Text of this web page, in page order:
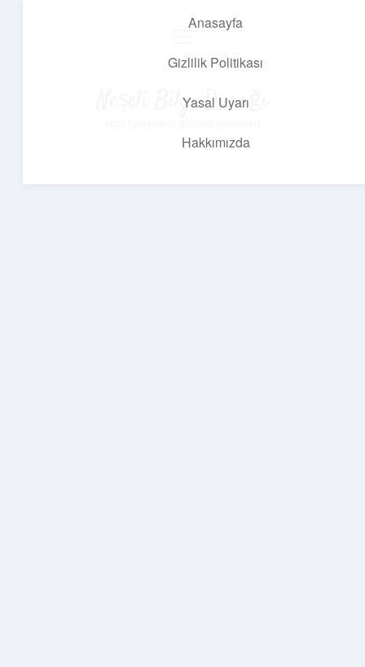
Anasayfa
Gizlilik Politikası
Yasal Uyarı
Hakkımızda
Neşeli Bilgi Durağı